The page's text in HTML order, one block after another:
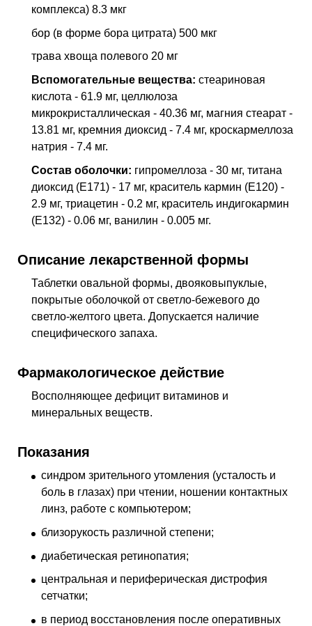
комплекса) 8.3 мкг
бор (в форме бора цитрата) 500 мкг
трава хвоща полевого 20 мг
Вспомогательные вещества: стеариновая
кислота - 61.9 мг, целлюлоза
микрокристаллическая - 40.36 мг, магния стеарат -
13.81 мг, кремния диоксид - 7.4 мг, кроскармеллоза
натрия - 7.4 мг.
Состав оболочки: гипромеллоза - 30 мг, титана
диоксид (E171) - 17 мг, краситель кармин (E120) -
2.9 мг, триацетин - 0.2 мг, краситель индигокармин
(E132) - 0.06 мг, ванилин - 0.005 мг.
Описание лекарственной формы
Таблетки овальной формы, двояковыпуклые,
покрытые оболочкой от светло-бежевого до
светло-желтого цвета. Допускается наличие
специфического запаха.
Фармакологическое действие
Восполняющее дефицит витаминов и
минеральных веществ.
Показания
синдром зрительного утомления (усталость и
боль в глазах) при чтении, ношении контактных
линз, работе с компьютером;
близорукость различной степени;
диабетическая ретинопатия;
центральная и периферическая дистрофия
сетчатки;
в период восстановления после оперативных